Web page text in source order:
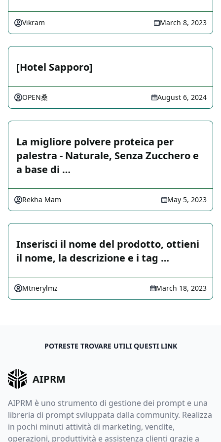
Vikram March 8, 2023
[Hotel Sapporo]
OPEN桑 August 6, 2024
La migliore polvere proteica per
palestra - Naturale, Senza Zucchero e
a base di …
Rekha Mam May 5, 2023
Inserisci il nome del prodotto, ottieni
il nome, la descrizione e i tag …
Mtnerylmz March 18, 2023
POTRESTE TROVARE UTILI QUESTI LINK
AIPRM
AIPRM è uno strumento di gestione dei prompt e una
libreria di prompt sviluppata dalla community. Realizza
in pochi minuti attività di marketing, vendite,
operazioni, produttività e assistenza clienti grazie a